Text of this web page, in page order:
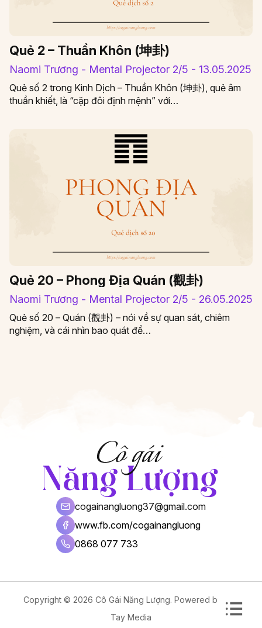
Quẻ 2 – Thuần Khôn (坤卦)
Naomi Trương - Mental Projector 2/5 - 13.05.2025
Quẻ số 2 trong Kinh Dịch – Thuần Khôn (坤卦), quẻ âm
thuần khiết, là “cặp đôi định mệnh” với…
Quẻ 20 – Phong Địa Quán (觀卦)
Naomi Trương - Mental Projector 2/5 - 26.05.2025
Quẻ số 20 – Quán (觀卦) – nói về sự quan sát, chiêm
nghiệm, và cái nhìn bao quát để…
cogainangluong37@gmail.com
www.fb.com/cogainangluong
0868 077 733
Copyright © 2026 Cô Gái Năng Lượng. Powered by
Vân
Tay Media